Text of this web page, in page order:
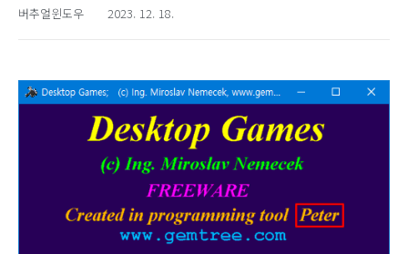
버추얼윈도우 2023. 12. 18.